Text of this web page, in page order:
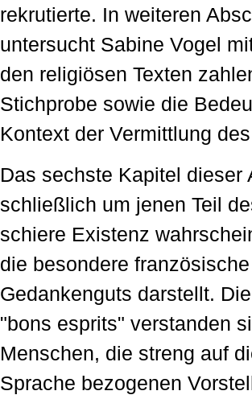
rekrutierte. In weiteren
untersucht Sabine Vogel
den religiösen Texten
Stichprobe sowie die
Kontext der Vermittlung
Das sechste Kapitel dieser
schließlich um jenen Teil
schiere Existenz
die besondere
Gedankenguts darstellt.
"bons esprits" verstanden
Menschen, die streng auf
Sprache bezogenen